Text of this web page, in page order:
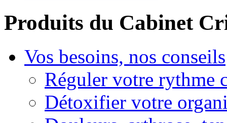
Produits du Cabinet
Vos besoins, nos conseils
Réguler votre rythme
Détoxifier votre